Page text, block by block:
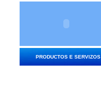
PRODUCTOS E SERVIZOS